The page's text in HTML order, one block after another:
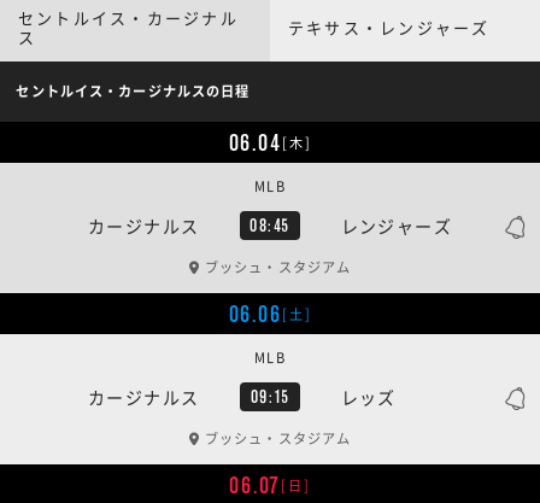
セントルイス・カージナル
ス
テキサス・レンジャーズ
セントルイス・カージナルスの日程
06.04[木]
カージナルス 08:45 レンジャーズ
MLB
ブッシュ・スタジアム
06.06[土]
カージナルス 09:15 レッズ
MLB
ブッシュ・スタジアム
06.07[日]